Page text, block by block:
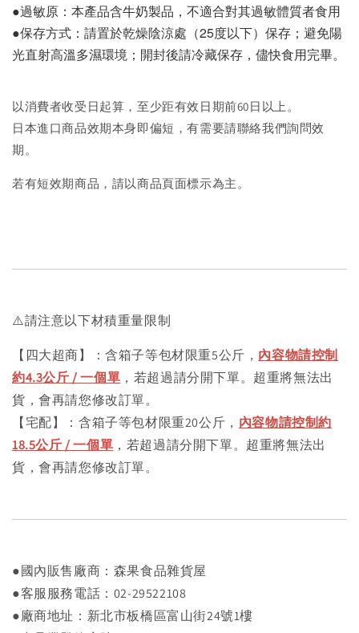
●過敏原：本產品含牛奶製品，不適合對其過敏體質者食用
●保存方式：請置於乾燥陰涼處（25度以下）保存；避免陽
光直射高溫多濕環境；開封後請冷藏保存，儘快食用完畢。
以消費者收受日起算，至少距有效日期前60日以上。
日本進口商品效期本身即偏短，有需要請聯絡我們詢問效
期。
若有短效期商品，請以商品頁面標示為主。
⚠️請注意以下材積重量限制
【四大超商】：含箱子等包材限重5公斤， 內容物請控制
約4.3公斤 / 一個單 ，若超過請分開下單。超重將無法出
貨，會再請您修改訂單。
【宅配】：含箱子等包材限重20公斤， 內容物請控制約
18.5公斤 / 一個單 ，若超過請分開下單。超重將無法出
貨，會再請您修改訂單。
●國內販售廠商：森果食品雜貨屋
●客服服務電話：02-29522108
●廠商地址：新北市板橋區富山街24號1樓